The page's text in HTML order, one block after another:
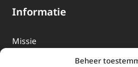
Beheer
Informatie
Missie